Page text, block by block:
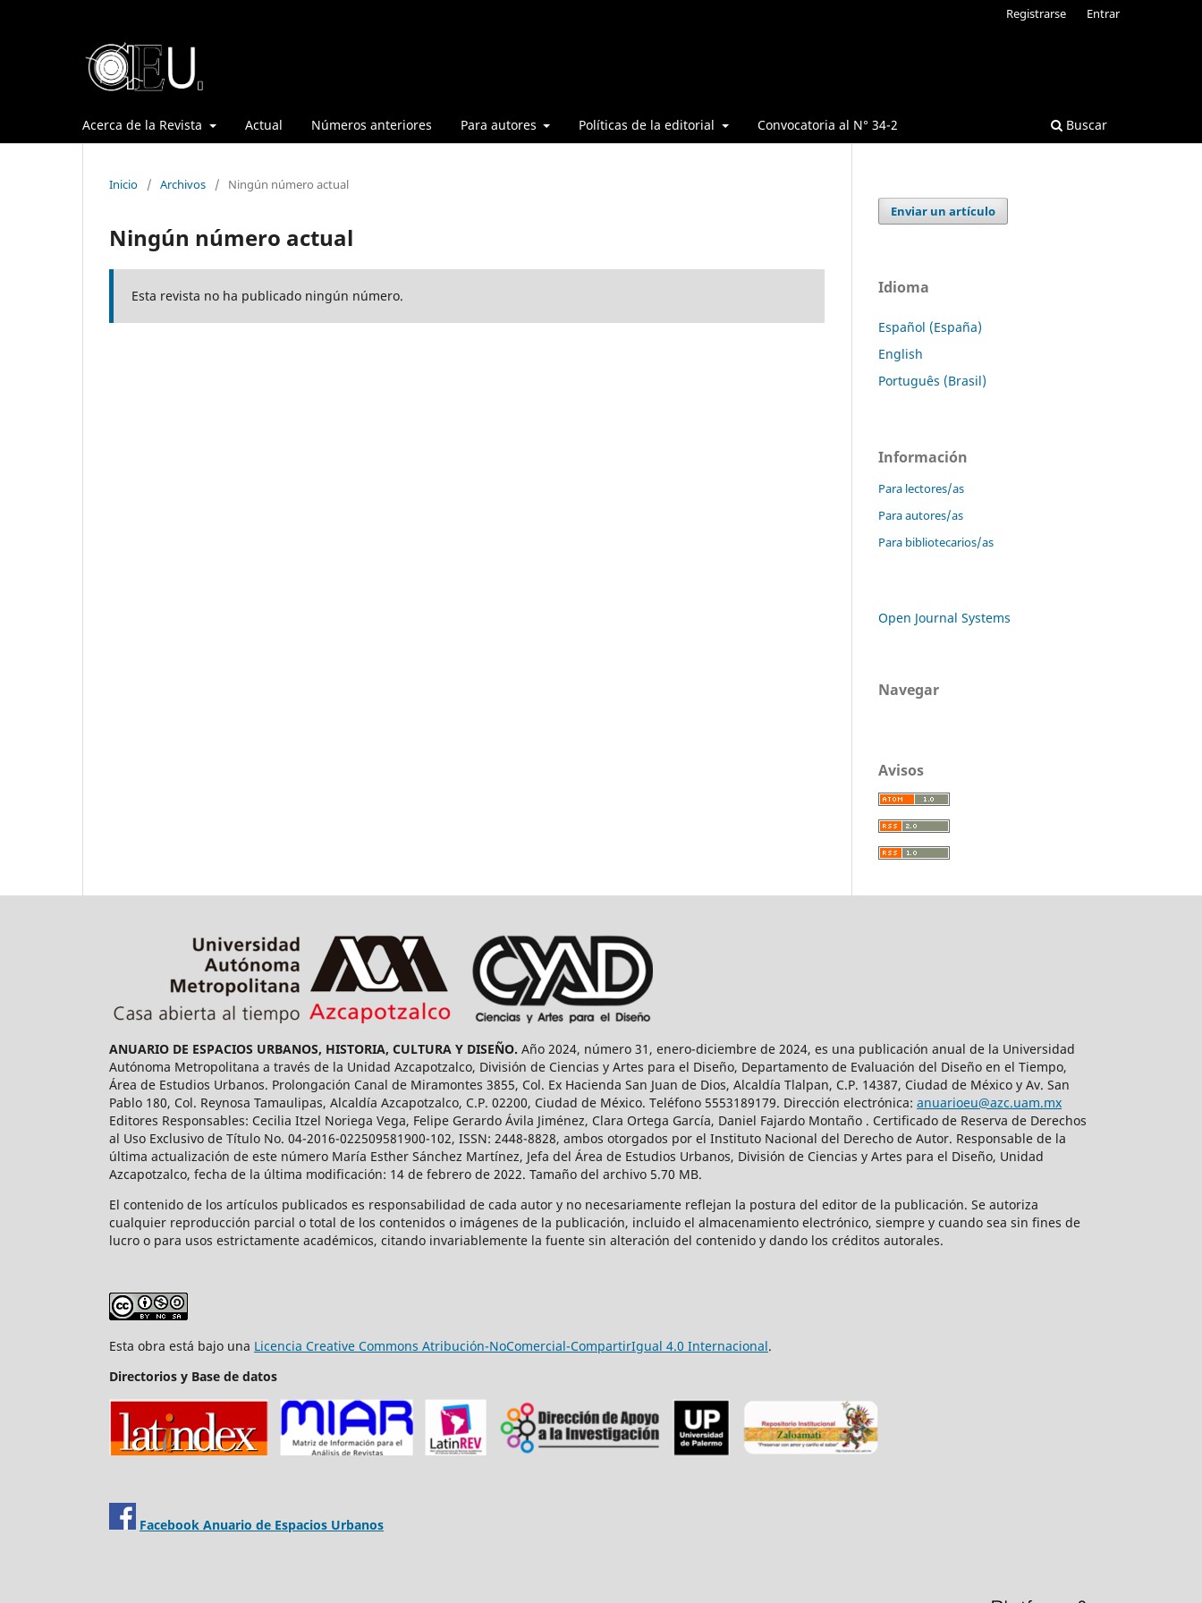
Acerca de la Revista Actual Números anteriores Para autores Políticas de la editorial Convocatoria al N° 34-2 Buscar
Registrarse Entrar
Inicio / Archivos / Ningún número actual
Ningún número actual
Esta revista no ha publicado ningún número.
Enviar un artículo
Idioma
Español (España)
English
Português (Brasil)
Información
Para lectores/as
Para autores/as
Para bibliotecarios/as
Open Journal Systems
Navegar
Avisos
ANUARIO DE ESPACIOS URBANOS, HISTORIA, CULTURA Y DISEÑO. Año 2024, número 31, enero-diciembre de 2024, es una publicación anual de la Universidad
Autónoma Metropolitana a través de la Unidad Azcapotzalco, División de Ciencias y Artes para el Diseño, Departamento de Evaluación del Diseño en el Tiempo,
Área de Estudios Urbanos. Prolongación Canal de Miramontes 3855, Col. Ex Hacienda San Juan de Dios, Alcaldía Tlalpan, C.P. 14387, Ciudad de México y Av. San
Pablo 180, Col. Reynosa Tamaulipas, Alcaldía Azcapotzalco, C.P. 02200, Ciudad de México. Teléfono 5553189179. Dirección electrónica: anuarioeu@azc.uam.mx
Editores Responsables: Cecilia Itzel Noriega Vega, Felipe Gerardo Ávila Jiménez, Clara Ortega García, Daniel Fajardo Montaño . Certificado de Reserva de Derechos
al Uso Exclusivo de Título No. 04-2016-022509581900-102, ISSN: 2448-8828, ambos otorgados por el Instituto Nacional del Derecho de Autor. Responsable de la
última actualización de este número María Esther Sánchez Martínez, Jefa del Área de Estudios Urbanos, División de Ciencias y Artes para el Diseño, Unidad
Azcapotzalco, fecha de la última modificación: 14 de febrero de 2022. Tamaño del archivo 5.70 MB.
El contenido de los artículos publicados es responsabilidad de cada autor y no necesariamente reflejan la postura del editor de la publicación. Se autoriza
cualquier reproducción parcial o total de los contenidos o imágenes de la publicación, incluido el almacenamiento electrónico, siempre y cuando sea sin fines de
lucro o para usos estrictamente académicos, citando invariablemente la fuente sin alteración del contenido y dando los créditos autorales.
Esta obra está bajo una Licencia Creative Commons Atribución-NoComercial-CompartirIgual 4.0 Internacional.
Directorios y Base de datos
Facebook Anuario de Espacios Urbanos